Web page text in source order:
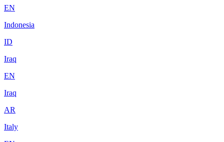
EN
Indonesia
ID
Iraq
EN
Iraq
AR
Italy